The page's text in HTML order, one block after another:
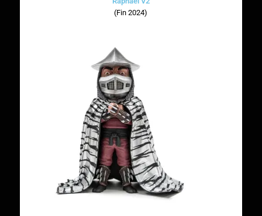
(Fin 2024)